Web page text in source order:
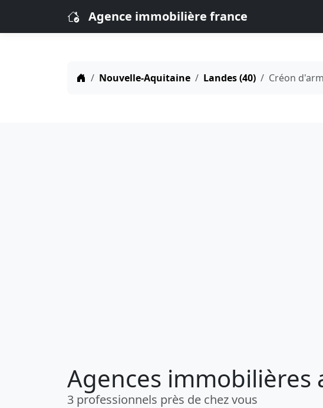
Agence immobilière france
Nouvelle-Aquitaine Landes (40) Créon
Agences immobilières
3 professionnels près de chez vous